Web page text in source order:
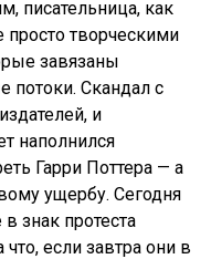
писательница, как
просто творческими
завязаны
Скандал с
и
наполнился
Гарри Поттера — а
ущербу. Сегодня
знак протеста
если завтра они в